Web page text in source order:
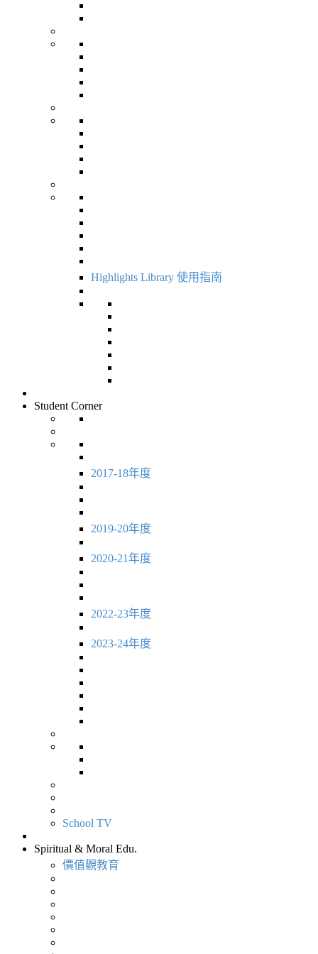
Highlights Library 使用指南
Student Corner
2017-18年度
2019-20年度
2020-21年度
2022-23年度
2023-24年度
School TV
Spiritual & Moral Edu.
價值觀教育